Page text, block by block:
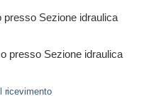
presso Sezione idraulica
presso Sezione idraulica
ricevimento